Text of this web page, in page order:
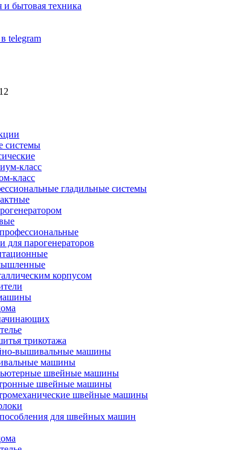
telegram
системы
класс
класс
гладильные системы
для парогенераторов
корпусом
трикотажа
вышивальные машины
машины
швейные машины
швейные машины
швейные машины
для швейных машин